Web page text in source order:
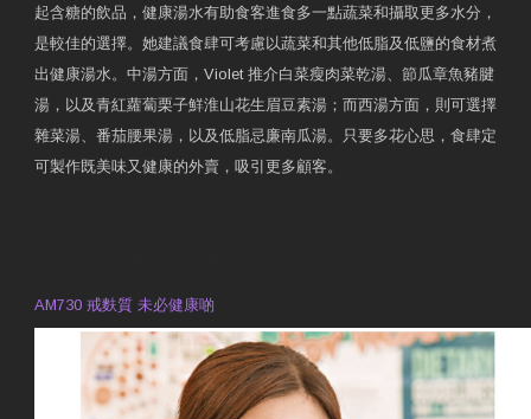
起含糖的飲品，健康湯水有助食客進食多一點蔬菜和攝取更多水分，
是較佳的選擇。她建議食肆可考慮以蔬菜和其他低脂及低鹽的食材煮
出健康湯水。中湯方面，Violet 推介白菜瘦肉菜乾湯、節瓜章魚豬腱
湯，以及青紅蘿蔔栗子鮮淮山花生眉豆素湯；而西湯方面，則可選擇
雜菜湯、番茄腰果湯，以及低脂忌廉南瓜湯。只要多花心思，食肆定
可製作既美味又健康的外賣，吸引更多顧客。
AM730 戒麩質 未必健康啲